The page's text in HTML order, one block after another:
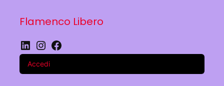
Flamenco Libero
LinkedIn
Instagram
Facebook
Accedi